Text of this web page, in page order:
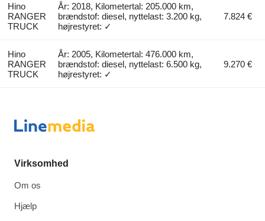
Hino
RANGER
TRUCK
År: 2018, Kilometertal: 205.000 km,
brændstof: diesel, nyttelast: 3.200 kg,
højrestyret: ✓
7.824 €
Hino
RANGER
TRUCK
År: 2005, Kilometertal: 476.000 km,
brændstof: diesel, nyttelast: 6.500 kg,
højrestyret: ✓
9.270 €
Virksomhed
Om os
Hjælp